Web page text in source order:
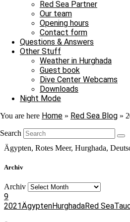
Red Sea Partner
Our team
Opening hours
Contact form
Questions & Answers
Other Stuff
Weather in Hurghada
Guest book
Dive Center Webcams
Downloads
Night Mode
You are here Home » Red Sea Blog »
Search
Hast Du für dieses
Ja, ich habe
Vielleicht, ich
Nein, dieses
Hast Du für dieses
Ja, ich habe schon
Vielleicht, ich warte
Nein, dieses Jahr
die
Quarantänesituation
entwickelt
entscheide
dann
spontan
Nein,
dieses
Jahr
fliege
Danke für deine Stimme! Gerne kannst
Ägypten, Rotes Meer, Hurghada,
Archiv
Archiv
9
2021ÄgyptenHurghadaRed Sea